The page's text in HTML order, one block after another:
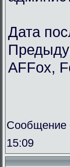
Дата
AFFox,
Сообщение
15:09